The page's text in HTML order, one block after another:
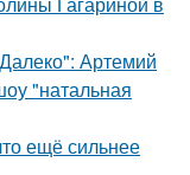
Артемий
"натальная
ещё сильнее